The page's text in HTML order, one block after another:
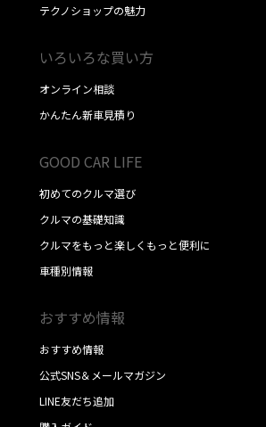
テクノショップの魅力
いろいろな買い方
オンライン相談
かんたん新車見積り
GOOD CAR LIFE
初めてのクルマ選び
クルマの基礎知識
クルマをもっと楽しくもっと便利に
車種別情報
おすすめ情報
おすすめ情報
公式SNS＆メールマガジン
LINE友だち追加